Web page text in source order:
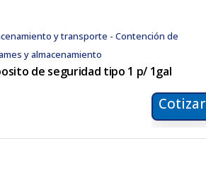
y transporte - Contención de
y almacenamiento
de seguridad tipo 1 p/ 1gal
Cotizar